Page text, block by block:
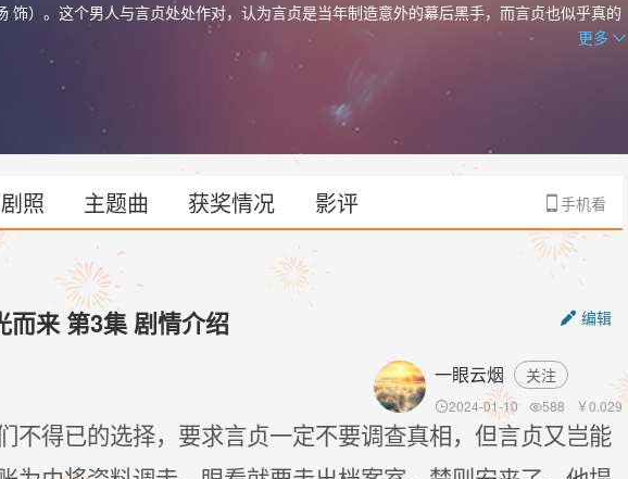
饰）。这个男人与言贞处处作对，认为言贞是当年制造意外的幕后黑手，而言贞也似乎真的
更多 
 手机看
剧照 主题曲 获奖情况 影评
 编辑
而来 第3集 剧情介绍
一眼云烟 关注
2024-01-10 588 ￥0.029
不得已的选择，要求言贞一定不要调查真相，但言贞又岂能